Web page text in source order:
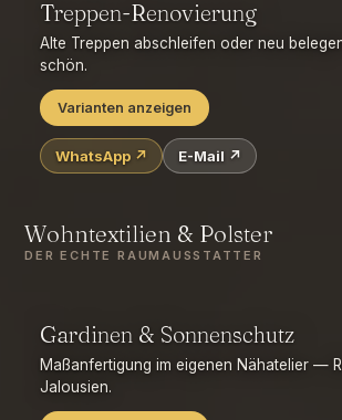
fugenlose Wand (→ PANDOMO Wall)
Treppen-Renovierung
Alte Treppen abschleifen oder neu
schön.
Varianten anzeigen
Abschleifen & neu versiegeln/ölen
Setzstufen & Handlauf aufarbeiten
WhatsApp ↗ E-Mail ↗
Wohntextilien & Polster
DER ECHTE RAUMAUSSTATTER
Gardinen & Sonnenschutz
Maßanfertigung im eigenen Nähatelier —
Jalousien.